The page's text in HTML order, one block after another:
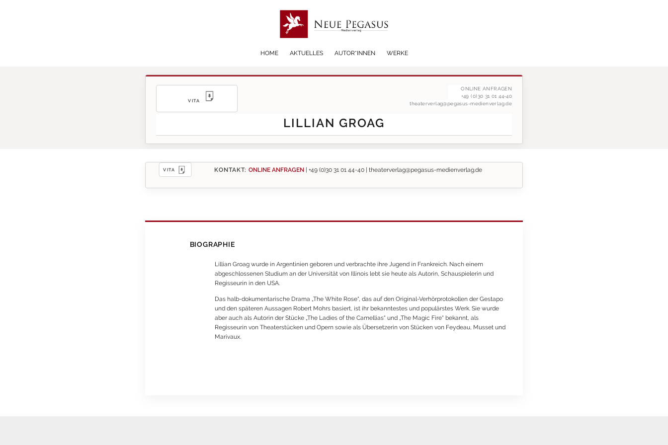
HOME AKTUELLES AUTOR*INNEN WERKE
VITA
ONLINE ANFRAGEN
+49 (0)30 31 01 44-40
theaterverlag@pegasus-medienverlag.de
LILLIAN GROAG
VITA KONTAKT: ONLINE ANFRAGEN |+49 (0)30 31 01 44-40 |theaterverlag@pegasus-medienverlag.de
BIOGRAPHIE
Lillian Groag wurde in Argentinien geboren und verbrachte ihre Jugend in Frankreich. Nach einem
abgeschlossenen Studium an der Universität von Illinois lebt sie heute als Autorin, Schauspielerin und
Regisseurin in den USA.
Das halb-dokumentarische Drama „The White Rose“, das auf den Original-Verhörprotokollen der Gestapo
und den späteren Aussagen Robert Mohrs basiert, ist ihr bekanntestes und populärstes Werk. Sie wurde
aber auch als Autorin der Stücke „The Ladies of the Camellias“ und „The Magic Fire“ bekannt, als
Regisseurin von Theaterstücken und Opern sowie als Übersetzerin von Stücken von Feydeau, Musset und
Marivaux.